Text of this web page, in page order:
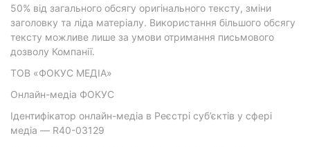
50% від загального обсягу оригінального тексту, зміни
заголовку та ліда матеріалу. Використання більшого обсягу
тексту можливе лише за умови отримання письмового
дозволу Компанії.
ТОВ «ФОКУС МЕДІА»
Онлайн-медіа ФОКУС
Ідентифікатор онлайн-медіа в Реєстрі суб’єктів у сфері
медіа — R40-03129